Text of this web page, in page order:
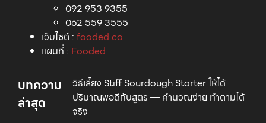
092 953 9355
062 559 3555⁣
เว็บไซต์ : fooded.co
แผนที่ : Fooded
บทความ
ล่าสุด
วิธีเลี้ยง Stiff Sourdough Starter ให้ได้
ปริมาณพอดีกับสูตร — คำนวณง่าย ทำตามได้
จริง